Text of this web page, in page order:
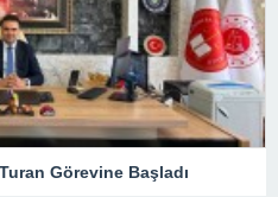
Görevine Başladı